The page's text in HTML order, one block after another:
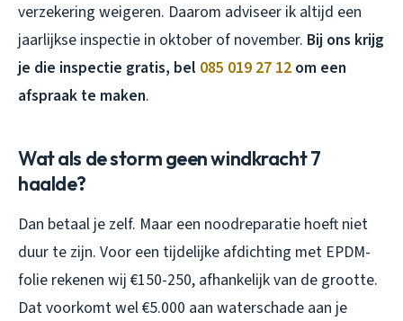
verzekering weigeren. Daarom adviseer ik altijd een
jaarlijkse inspectie in oktober of november. Bij ons krijg
je die inspectie gratis, bel 085 019 27 12 om een
afspraak te maken.
Wat als de storm geen windkracht 7
haalde?
Dan betaal je zelf. Maar een noodreparatie hoeft niet
duur te zijn. Voor een tijdelijke afdichting met EPDM-
folie rekenen wij €150-250, afhankelijk van de grootte.
Dat voorkomt wel €5.000 aan waterschade aan je